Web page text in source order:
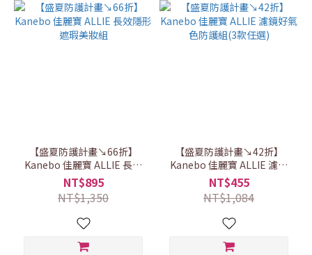
【盛夏防護計畫↘66折】
Kanebo 佳麗寶 ALLIE 長效
隱形遮瑕美妝組
NT$895
NT$1,350
【盛夏防護計畫↘42折】
Kanebo 佳麗寶 ALLIE 濾鏡
好氣色防護組(3款任選)
NT$455
NT$1,084